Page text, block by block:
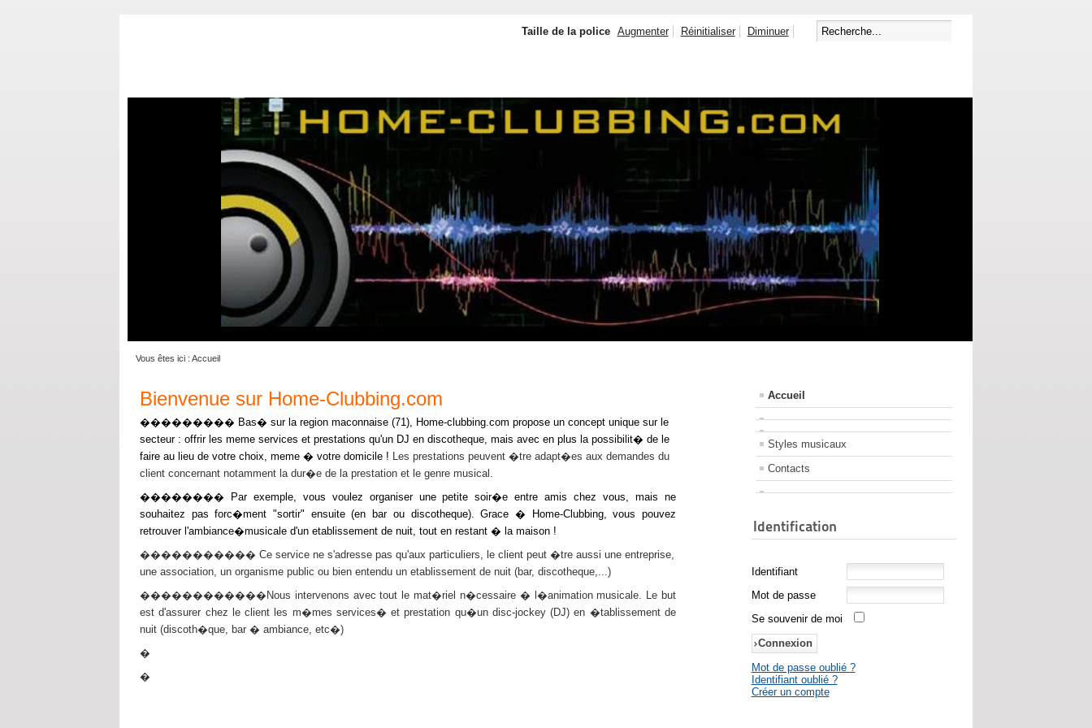
Taille de la police Augmenter Réinitialiser Diminuer
Vous êtes ici : Accueil
Bienvenue sur Home-Clubbing.com
��������� Bas� sur la region maconnaise (71), Home-clubbing.com propose un concept unique sur le
secteur : offrir les meme services et prestations qu'un DJ en discotheque, mais avec en plus la possibilit� de le
faire au lieu de votre choix, meme � votre domicile ! Les prestations peuvent �tre adapt�es aux demandes du
client concernant notamment la dur�e de la prestation et le genre musical.
�������� Par exemple, vous voulez organiser une petite soir�e entre amis chez vous, mais ne
souhaitez pas forc�ment "sortir" ensuite (en bar ou discotheque). Grace � Home-Clubbing, vous pouvez
retrouver l'ambiance�musicale d'un etablissement de nuit, tout en restant � la maison !
����������� Ce service ne s'adresse pas qu'aux particuliers, le client peut �tre aussi une entreprise,
une association, un organisme public ou bien entendu un etablissement de nuit (bar, discotheque,...)
������������Nous intervenons avec tout le mat�riel n�cessaire � l�animation musicale. Le but
est d'assurer chez le client les m�mes services� et prestation qu�un disc-jockey (DJ) en �tablissement de
nuit (discoth�que, bar � ambiance, etc�)
�
�
Accueil
Styles musicaux
Contacts
Identification
Identifiant
Mot de passe
Se souvenir de moi
Mot de passe oublié ?
Identifiant oublié ?
Créer un compte